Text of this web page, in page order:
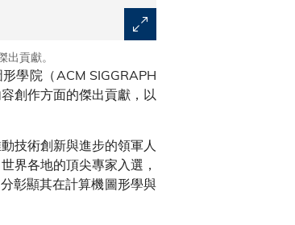
貢獻。
學院（ACM SIGGRAPH
創作方面的傑出貢獻，以
技術創新與進步的領軍人
界各地的頂尖專家入選，
彰顯其在計算機圖形學與